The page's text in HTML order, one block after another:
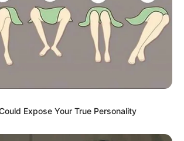
Expose Your True Personality